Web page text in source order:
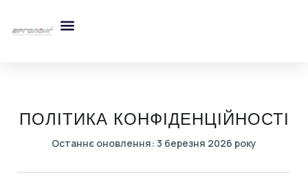
ПОЛІТИКА КОНФІДЕНЦІЙНОСТІ
Останнє оновлення: 3 березня 2026 року